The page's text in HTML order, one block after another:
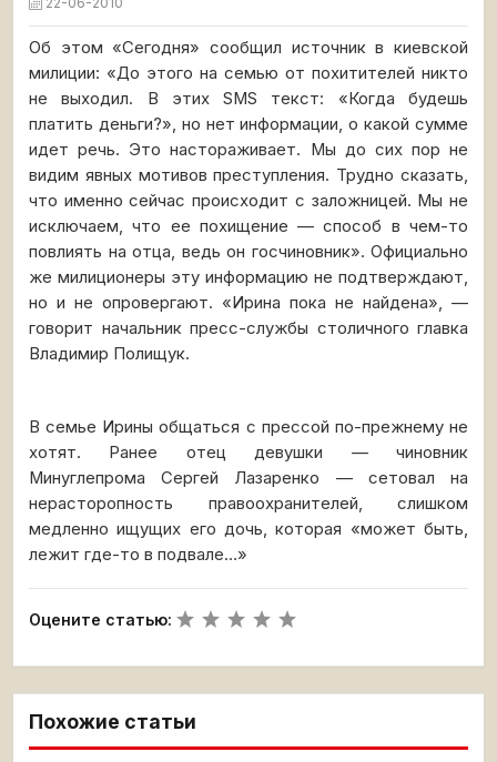
Об этом «Сегодня» сообщил источник в киевской
милиции: «До этого на семью от похитителей никто
не выходил. В этих SMS текст: «Когда будешь
платить деньги?», но нет информации, о какой сумме
идет речь. Это настораживает. Мы до сих пор не
видим явных мотивов преступления. Трудно сказать,
что именно сейчас происходит с заложницей. Мы не
исключаем, что ее похищение — способ в чем-то
повлиять на отца, ведь он госчиновник». Официально
же милиционеры эту информацию не подтверждают,
но и не опровергают. «Ирина пока не найдена», —
говорит начальник пресс-службы столичного главка
Владимир Полищук.
В семье Ирины общаться с прессой по-прежнему не
хотят. Ранее отец девушки — чиновник
Минуглепрома Сергей Лазаренко — сетовал на
нерасторопность правоохранителей, слишком
медленно ищущих его дочь, которая «может быть,
лежит где-то в подвале…»
Оцените статью:
Похожие статьи